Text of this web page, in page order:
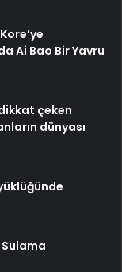
Ai Bao Bir Yavru
çeken
dünyası